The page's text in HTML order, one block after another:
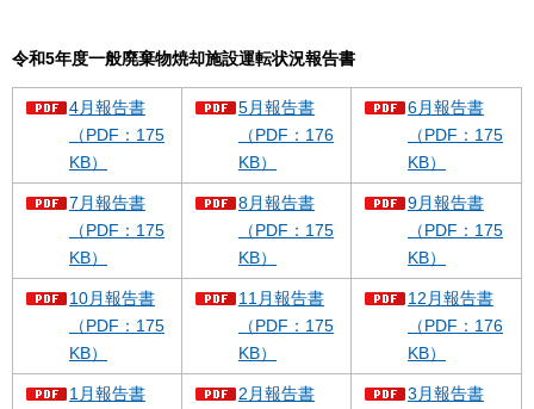
令和5年度一般廃棄物焼却施設運転状況報告書
4月報告書
（PDF：175
KB）
5月報告書
（PDF：176
KB）
6月報告書
（PDF：175
KB）
7月報告書
（PDF：175
KB）
8月報告書
（PDF：175
KB）
9月報告書
（PDF：175
KB）
10月報告書
（PDF：175
KB）
11月報告書
（PDF：175
KB）
12月報告書
（PDF：176
KB）
1月報告書
2月報告書
3月報告書